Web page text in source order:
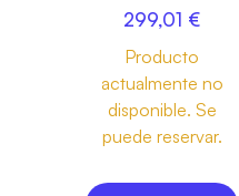
299,01 €
Producto
actualmente no
disponible. Se
puede reservar.